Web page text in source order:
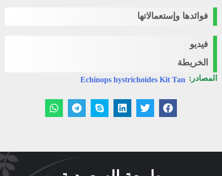
فوائدها وإستعمالاتها
فيديو
الخريطة
المصادر: Echinops hystrichoides Kit Tan